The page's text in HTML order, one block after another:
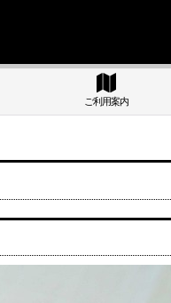
ご利用案内